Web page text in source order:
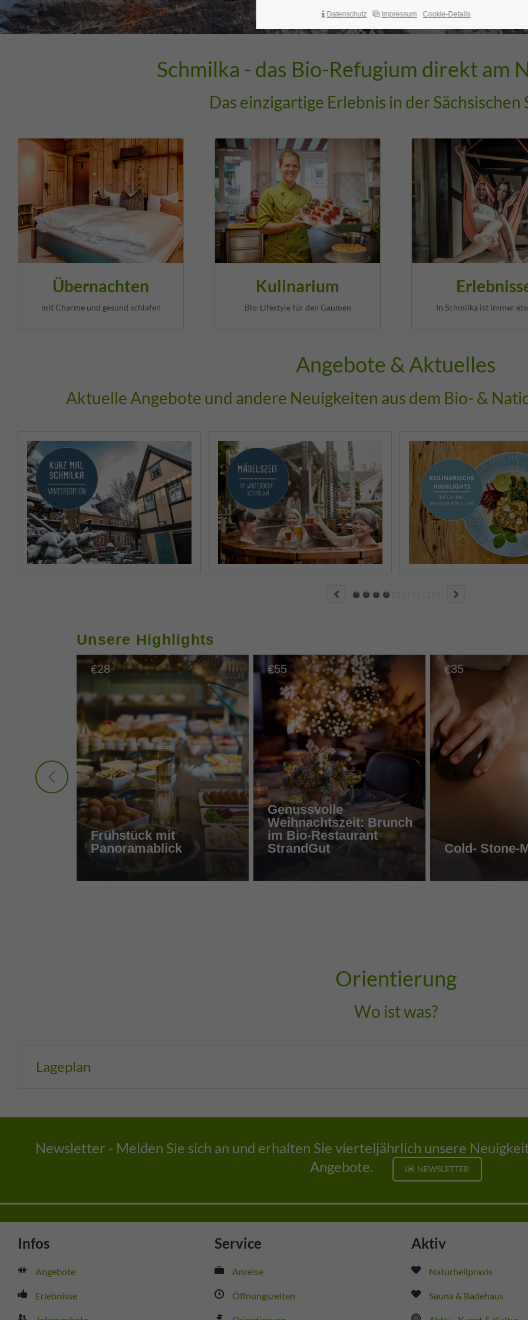
Datenschutz Impressum Cookie-Details
Schmilka - das Bio-Refugium direkt am
Das einzigartige Erlebnis in der Sächsischen
Übernachten
mit Charme und gesund schlafen
Kulinarium
Bio-Lifestyle für den Gaumen In Schmilka ist immer
Angebote & Aktuelles
Aktuelle Angebote und andere Neuigkeiten aus dem Bio- &
Unsere Highlights
€28
Frühstück mit
Panoramablick
€55
Genussvolle
Weihnachtszeit: Brunch
im Bio-Restaurant
StrandGut
€35
Cold- Stone-
Orientierung
Wo ist was?
Lageplan
Newsletter - Melden Sie sich an und erhalten Sie vierteljährlich unsere
Angebote.
NEWSLETTER
Infos
Angebote
Erlebnisse
Service
Anreise
Öffnungszeiten
Aktiv
Naturheilpraxis
Sauna & Badehaus